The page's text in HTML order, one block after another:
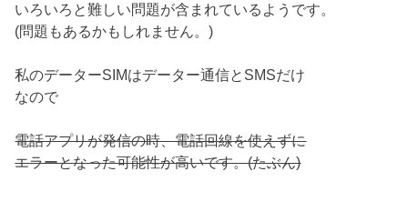
いろいろと難しい問題が含まれているようです。
(問題もあるかもしれません。)
私のデーターSIMはデーター通信とSMSだけ
なので
電話アプリが発信の時、電話回線を使えずに
エラーとなった可能性が高いです。(たぶん)